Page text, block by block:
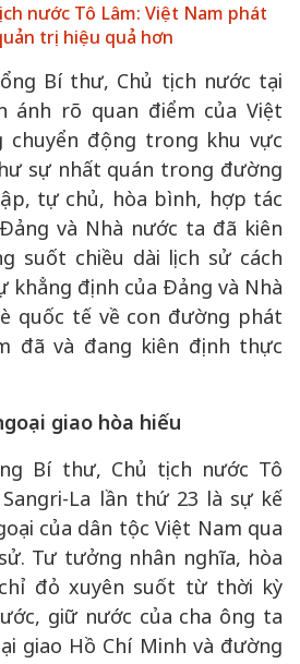
nước Tô Lâm: Việt Nam phát
trị hiệu quả hơn
Bí thư, Chủ tịch nước tại
ánh rõ quan điểm của Việt
chuyển động trong khu vực
sự nhất quán trong đường
tự chủ, hòa bình, hợp tác
và Nhà nước ta đã kiên
suốt chiều dài lịch sử cách
khẳng định của Đảng và Nhà
quốc tế về con đường phát
đã và đang kiên định thực
giao hòa hiếu
Bí thư, Chủ tịch nước Tô
La lần thứ 23 là sự kế
của dân tộc Việt Nam qua
Tư tưởng nhân nghĩa, hòa
đỏ xuyên suốt từ thời kỳ
giữ nước của cha ông ta
giao Hồ Chí Minh và đường